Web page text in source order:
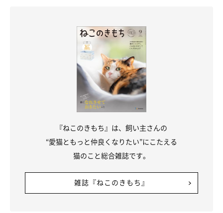
『ねこのきもち』は、飼い主さんの
“愛猫ともっと仲良くなりたい”にこたえる
猫のこと総合雑誌です。
雑誌『ねこのきもち』